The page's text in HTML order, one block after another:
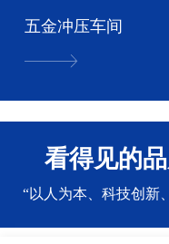
五金冲压车间
看得见的
“以人为本、科技创新